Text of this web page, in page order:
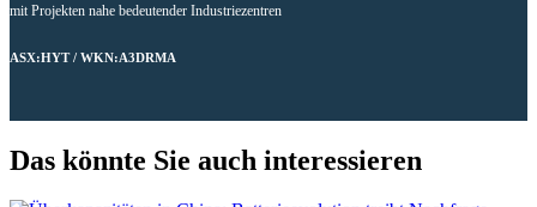
mit Projekten nahe bedeutender Industriezentren
ASX:HYT / WKN:A3DRMA
Das könnte Sie auch interessieren